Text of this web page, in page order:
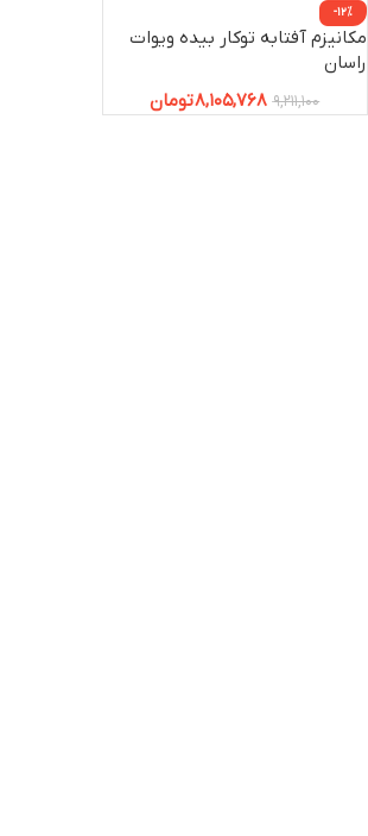
-12%
مکانیزم آفتابه توکار بیده ویوات
راسان
9,211,100
8,105,768تومان